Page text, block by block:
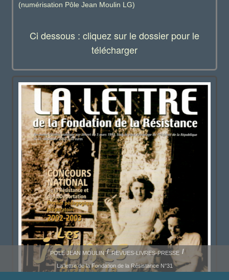
(numérisation Pôle Jean Moulin LG)
Ci dessous : cliquez sur le dossier pour le
télécharger
POLE JEAN MOULIN REVUES-LIVRES-PRESSE
La lettre de la Fondation de la Résistance N°31